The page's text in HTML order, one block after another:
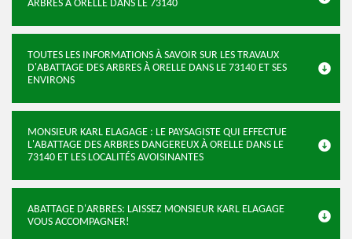
ARBRES À ORELLE DANS LE 73140
TOUTES LES INFORMATIONS À SAVOIR SUR LES TRAVAUX
D'ABATTAGE DES ARBRES À ORELLE DANS LE 73140 ET SES
ENVIRONS
MONSIEUR KARL ELAGAGE : LE PAYSAGISTE QUI EFFECTUE
L'ABATTAGE DES ARBRES DANGEREUX À ORELLE DANS LE
73140 ET LES LOCALITÉS AVOISINANTES
ABATTAGE D'ARBRES: LAISSEZ MONSIEUR KARL ELAGAGE
VOUS ACCOMPAGNER!